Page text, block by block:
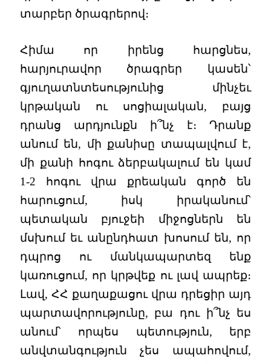
տարբեր ծրագրերով։
Հիմա որ իրենց հարցնես,
հարյուրավոր ծրագրեր կասեն՝
գյուղատնտեսությունից մինչեւ
կրթական ու սոցիալական, բայց
դրանց արդյունքն ի՞նչ է։ Դրանք
անում են, մի քանիսը տապալվում է,
մի քանի հոգու ձերբակալում են կամ
1-2 հոգու վրա քրեական գործ են
հարուցում, իսկ իրականում՝
պետական բյուջեի միջոցներն են
մսխում եւ անընդհատ խոսում են, որ
դպրոց ու մանկապարտեզ ենք
կառուցում, որ կրթվեք ու լավ ապրեք։
Լավ, ՀՀ քաղաքացու վրա դրեցիր այդ
պարտավորությունը, բա դու ի՞նչ ես
անում՝ որպես պետություն, երբ
անվտանգություն չես ապահովում,